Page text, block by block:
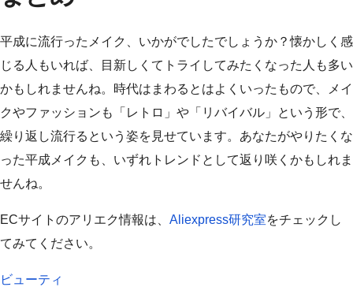
平成に流行ったメイク、いかがでしたでしょうか？懐かしく感
じる人もいれば、目新しくてトライしてみたくなった人も多い
かもしれませんね。時代はまわるとはよくいったもので、メイ
クやファッションも「レトロ」や「リバイバル」という形で、
繰り返し流行るという姿を見せています。あなたがやりたくな
った平成メイクも、いずれトレンドとして返り咲くかもしれま
せんね。
ECサイトのアリエク情報は、 Aliexpress研究室をチェックし
てみてください。
ビューティ